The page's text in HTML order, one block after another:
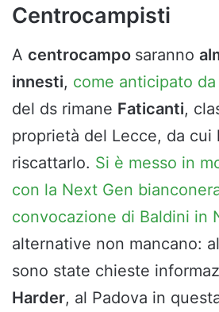
Centrocampisti
A centrocampo saranno
innesti, come anticipato
del ds rimane Faticanti,
proprietà del Lecce, da cui
riscattarlo. Si è messo in
con la Next Gen
convocazione di Baldini in
alternative non mancano:
sono state chieste
Harder, al Padova in